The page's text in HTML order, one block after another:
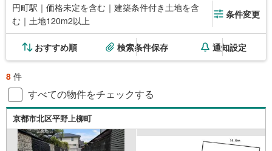
円町駅｜価格未定を含む｜建築条件付き土地を含
む｜土地120m2以上
条件変更
おすすめ順 検索条件保存 通知設定
8 件
すべての物件をチェックする
京都市北区平野上柳町